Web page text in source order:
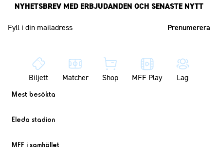
NYHETSBREV MED ERBJUDANDEN OCH SENASTE NYTT
Biljett Matcher Shop MFF Play Lag
Mest besökta
Eleda stadion
MFF i samhället